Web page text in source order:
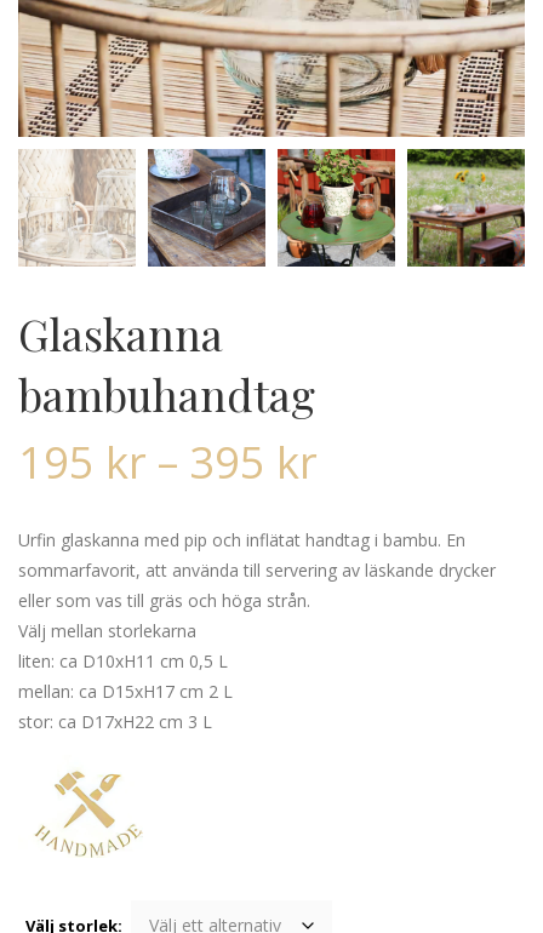
Glaskanna
bambuhandtag
195 kr – 395 kr
Urfin glaskanna med pip och inflätat handtag i bambu. En
sommarfavorit, att använda till servering av läskande drycker
eller som vas till gräs och höga strån.
Välj mellan storlekarna
liten: ca D10xH11 cm 0,5 L
mellan: ca D15xH17 cm 2 L
stor: ca D17xH22 cm 3 L
Välj storlek: